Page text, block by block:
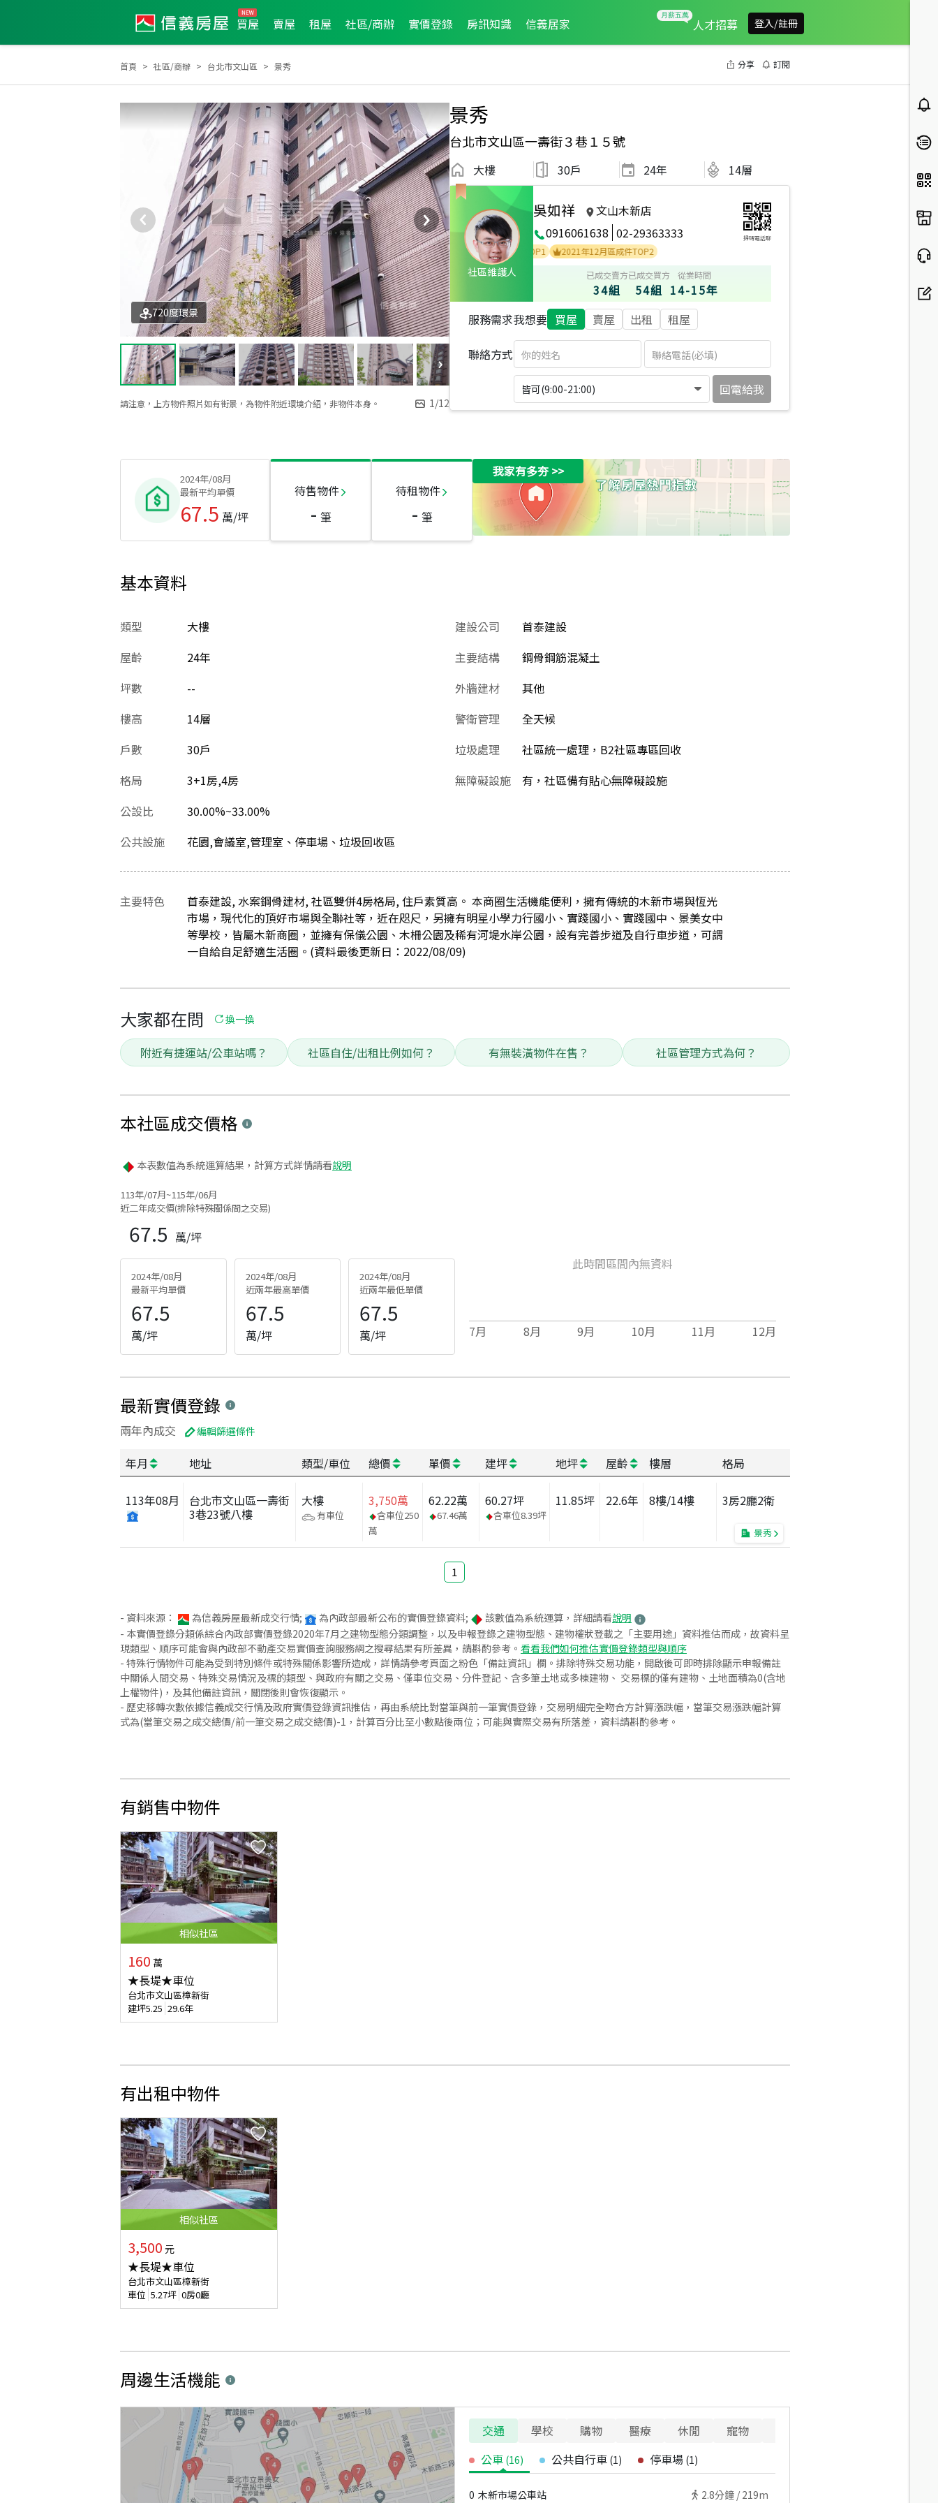
買屋 賣屋 租屋 社區/商辦 實價登錄 房訊知識 信義居家 人才招募 登入/註冊
首頁 社區/商辦 台北市文山區 景秀 分享 訂閱
請注意，上方物件照片如有街景，為物件附近環境介紹，非物件本身。 1/12
720度環景
景秀
台北市文山區一壽街３巷１５號
大樓 30戶 24年 14層
社區維護人
吳如祥
文山木新店
0916061638 02-29363333 掃碼電話聊
2022年8月區業績TOP1 2021年12月區業績TOP2 2024年6月區成件TOP2 2022年8月區成件TOP1
2021年12月區成件TOP2
已成交賣方
34組
已成交買方
54組
從業時間
14-15年
服務需求我想要 買屋 賣屋 出租 租屋
聯絡方式
皆可(9:00-21:00) 回電給我
2024年/08月
最新平均單價
67.5 萬/坪
待售物件
- 筆
待租物件
- 筆
我家有多夯>>
基本資料
類型
大樓
屋齡
24年
坪數
--
樓高
14層
戶數
30戶
格局
3+1房,4房
公設比
30.00%~33.00%
建設公司
首泰建設
主要結構
鋼骨鋼筋混凝土
外牆建材
其他
警衛管理
全天候
垃圾處理
社區統一處理，B2社區專區回收
無障礙設施
有，社區備有貼心無障礙設施
公共設施 花園,會議室,管理室、停車場、垃圾回收區
主要特色
首泰建設, 水案鋼骨建材, 社區雙併4房格局, 住戶素質高。 本商圈生活機能便利，擁有傳統的木新市場與恆光
市場，現代化的頂好市場與全聯社等，近在咫尺，另擁有明星小學力行國小、實踐國小、實踐國中、景美女中
等學校，皆屬木新商圈，並擁有保儀公園、木柵公園及稀有河堤水岸公園，設有完善步道及自行車步道，可謂
一自給自足舒適生活圈。(資料最後更新日：2022/08/09)
大家都在問 換一換
附近有捷運站/公車站嗎？ 社區自住/出租比例如何？ 有無裝潢物件在售？ 社區管理方式為何？
本社區成交價格
本表數值為系統運算結果，計算方式詳情請看說明
113年/07月~115年/06月
近二年成交價(排除特殊關係間之交易)
67.5 萬/坪
2024年/08月
最新平均單價
67.5
萬/坪
2024年/08月
近兩年最高單價
67.5
萬/坪
2024年/08月
近兩年最低單價
67.5
萬/坪
此時間區間內無資料
7月 8月 9月 10月 11月 12月
最新實價登錄
兩年內成交 編輯篩選條件
年月 地址 類型/車位 總價 單價 建坪 地坪 屋齡 樓層 格局
113年08月
台北市文山區一壽街
3巷23號八樓
大樓
有車位
3,750萬
含車位250
萬
62.22萬
67.46萬
60.27坪
含車位8.39坪
11.85坪 22.6年 8樓/14樓 3房2廳2衛
景秀
1
- 資料來源： 為信義房屋最新成交行情; 為內政部最新公布的實價登錄資料; 該數值為系統運算，詳細請看說明
- 本實價登錄分類係綜合內政部實價登錄2020年7月之建物型態分類調整，以及申報登錄之建物型態、建物權狀登載之「主要用途」資料推估而成，故資料呈
現類型、順序可能會與內政部不動產交易實價查詢服務網之搜尋結果有所差異，請斟酌參考。 看看我們如何推估實價登錄類型與順序
- 特殊行情物件可能為受到特別條件或特殊關係影響所造成，詳情請參考頁面之粉色「備註資訊」欄。排除特殊交易功能，開啟後可即時排除顯示申報備註
中關係人間交易、特殊交易情況及標的類型、與政府有關之交易、僅車位交易、分件登記、含多筆土地或多棟建物、 交易標的僅有建物、土地面積為0(含地
上權物件)，及其他備註資訊，關閉後則會恢復顯示。
- 歷史移轉次數依據信義成交行情及政府實價登錄資訊推估，再由系統比對當筆與前一筆實價登錄，交易明細完全吻合方計算漲跌幅，當筆交易漲跌幅計算
式為(當筆交易之成交總價/前一筆交易之成交總價)-1，計算百分比至小數點後兩位；可能與實際交易有所落差，資料請斟酌參考。
有銷售中物件
相似社區
160 萬
★長堤★車位
台北市文山區樟新街
建坪5.25 29.6年
有出租中物件
相似社區
3,500 元
★長堤★車位
台北市文山區樟新街
車位 5.27坪 0房0廳
周邊生活機能
交通 學校 購物 醫療 休閒 寵物
公車 (16) 公共自行車 (1) 停車場 (1)
0 木新市場公車站 2.8分鐘 / 219m